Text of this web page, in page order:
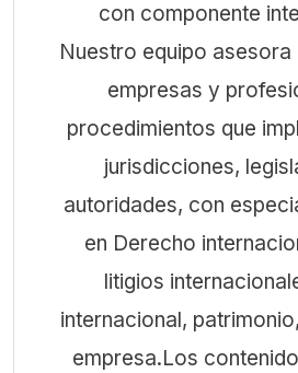
con componente
Nuestro equipo asesora
empresas y
procedimientos que
jurisdicciones,
autoridades, con
en Derecho
litigios
internacional,
empresa.Los